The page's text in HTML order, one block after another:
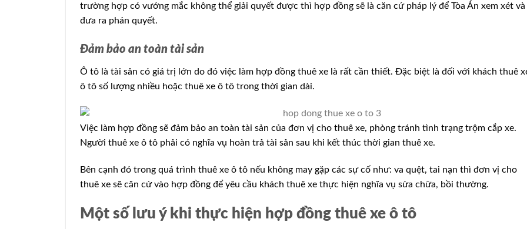
trường hợp có vướng mắc không thể giải quyết được thì hợp đồng sẽ là căn cứ pháp lý để Tòa Án xem xét và
đưa ra phán quyết.
Đảm bảo an toàn tài sản
Ô tô là tài sản có giá trị lớn do đó việc làm hợp đồng thuê xe là rất cần thiết. Đặc biệt là đối với khách thuê
ô tô số lượng nhiều hoặc thuê xe ô tô trong thời gian dài.
Việc làm hợp đồng sẽ đảm bảo an toàn tài sản của đơn vị cho thuê xe, phòng tránh tình trạng trộm cắp xe.
Người thuê xe ô tô phải có nghĩa vụ hoàn trả tài sản sau khi kết thúc thời gian thuê xe.
Bên cạnh đó trong quá trình thuê xe ô tô nếu không may gặp các sự cố như: va quệt, tai nạn thì đơn vị cho
thuê xe sẽ căn cứ vào hợp đồng để yêu cầu khách thuê xe thực hiện nghĩa vụ sửa chữa, bồi thường.
Một số lưu ý khi thực hiện hợp đồng thuê xe ô tô